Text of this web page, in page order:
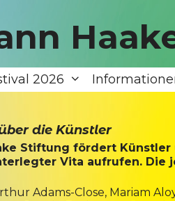
2026
die Künstler
Stiftung fördert
Vita aufrufen. Die
Adams-Close, Mariam